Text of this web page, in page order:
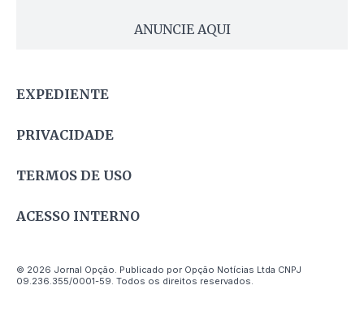
ANUNCIE AQUI
EXPEDIENTE
PRIVACIDADE
TERMOS DE USO
ACESSO INTERNO
© 2026 Jornal Opção. Publicado por Opção Notícias Ltda CNPJ
09.236.355/0001-59. Todos os direitos reservados.